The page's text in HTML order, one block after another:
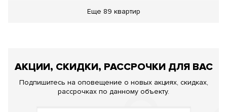
Еще 89 квартир
АКЦИИ, СКИДКИ, РАССРОЧКИ ДЛЯ ВАС
Подпишитесь на оповещение о новых акциях, скидках,
рассрочках по данному объекту.